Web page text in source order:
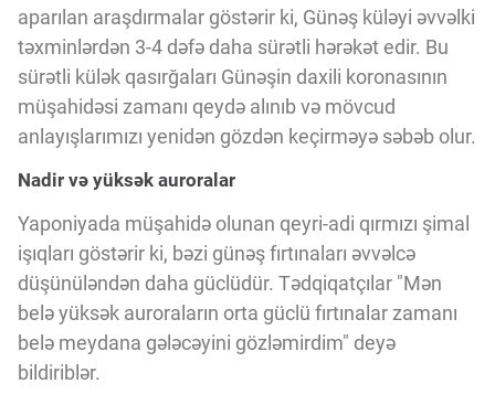
İSTIFADƏ ŞƏRTLƏRİ
MƏXFİLİK SİYASƏTİ
Haqqımızda
Vizyoner Baxışı
Innovasiya Bələdçisi
aparılan araşdırmalar göstərir ki, Günəş küləyi əvvəlki
təxminlərdən 3-4 dəfə daha sürətli hərəkət edir. Bu
sürətli külək qasırğaları Günəşin daxili koronasının
müşahidəsi zamanı qeydə alınıb və mövcud
anlayışlarımızı yenidən gözdən keçirməyə səbəb olur.
Nadir və yüksək auroralar
Yaponiyada müşahidə olunan qeyri-adi qırmızı şimal
işıqları göstərir ki, bəzi günəş fırtınaları əvvəlcə
düşünüləndən daha güclüdür. Tədqiqatçılar "Mən
belə yüksək auroraların orta güclü fırtınalar zamanı
belə meydana gələcəyini gözləmirdim" deyə
bildiriblər.